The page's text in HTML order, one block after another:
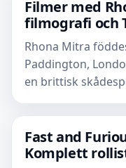
Filmer med
filmografi och
Rhona Mitra
Paddington,
en brittisk
Fast and
Komplett